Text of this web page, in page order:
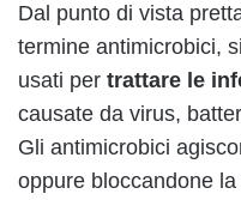
Dal punto di vista
termine antimicrobici,
usati per trattare le
causate da virus,
Gli antimicrobici
oppure bloccandone